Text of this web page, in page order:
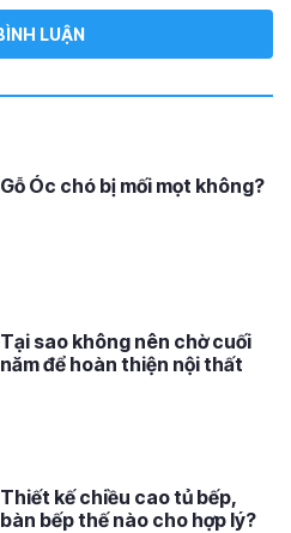
Gỗ Óc chó bị mối mọt không?
Tại sao không nên chờ cuối
năm để hoàn thiện nội thất
Thiết kế chiều cao tủ bếp,
bàn bếp thế nào cho hợp lý?